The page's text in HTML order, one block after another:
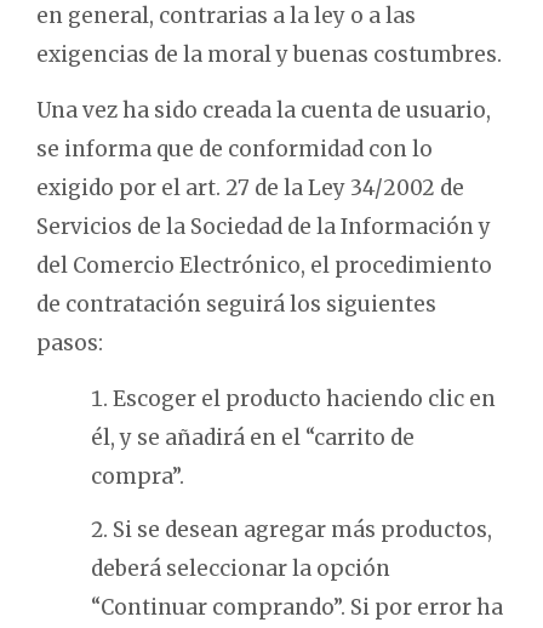
en general, contrarias a la ley o a las
exigencias de la moral y buenas costumbres.
Una vez ha sido creada la cuenta de usuario,
se informa que de conformidad con lo
exigido por el art. 27 de la Ley 34/2002 de
Servicios de la Sociedad de la Información y
del Comercio Electrónico, el procedimiento
de contratación seguirá los siguientes
pasos:
Escoger el producto haciendo clic en
él, y se añadirá en el “carrito de
compra”.
Si se desean agregar más productos,
deberá seleccionar la opción
“Continuar comprando”. Si por error ha